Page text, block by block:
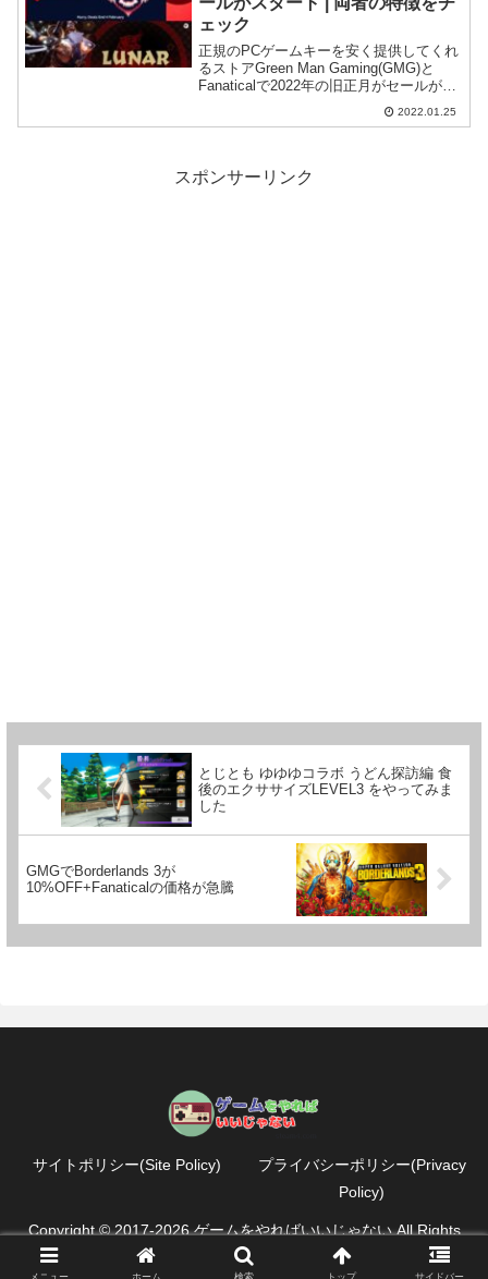
ェック
正規のPCゲームキーを安く提供してくれ
るストアGreen Man Gaming(GMG)と
Fanaticalで2022年の旧正月がセールがス
タート。GMGはいつものように安さ全
開、Fanaticalは豪華プレゼントを押し出
2022.01.25
スポンサーリンク
とじとも ゆゆゆコラボ うどん探訪編 食
後のエクササイズLEVEL3 をやってみま
した
GMGでBorderlands 3が
10%OFF+Fanaticalの価格が急騰
サイトポリシー(Site Policy)
プライバシーポリシー(Privacy
Policy)
Copyright © 2017-2026 ゲームをやればいいじゃない All Rights
Reserved.
メニュー ホーム 検索 トップ サイドバー